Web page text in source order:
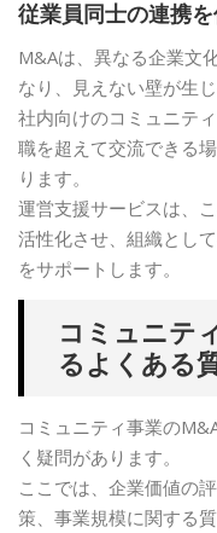
従業員同士の連携
M&Aは、異なる企業文
なり、見えない壁が生
社内向けのコミュニテ
職を超えて交流できる
ります。
運営支援サービスは、
活性化させ、組織とし
をサポートします。
コミュニテ
るよくある
コミュニティ事業の
く疑問があります。
ここでは、企業価値の
策、事業規模に関する